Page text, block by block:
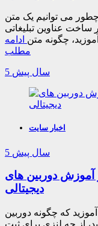
می توانیم یک متن
ساخت عناوین تبلیغاتی
چگونه متن ادامه
مطلب
5 سال پیش
اخبار سایت
5 سال پیش
دوربین های
دیجیتالی
که چگونه دوربین
از چه لنزی برای ثبت